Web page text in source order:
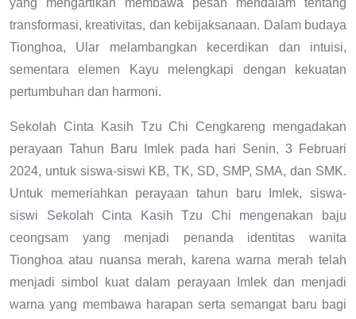
yang mengartikan membawa pesan mendalam tentang
transformasi, kreativitas, dan kebijaksanaan. Dalam budaya
Tionghoa, Ular melambangkan kecerdikan dan intuisi,
sementara elemen Kayu melengkapi dengan kekuatan
pertumbuhan dan harmoni.
Sekolah Cinta Kasih Tzu Chi Cengkareng mengadakan
perayaan Tahun Baru Imlek pada hari Senin, 3 Februari
2024, untuk siswa-siswi KB, TK, SD, SMP, SMA, dan SMK.
Untuk memeriahkan perayaan tahun baru Imlek, siswa-
siswi Sekolah Cinta Kasih Tzu Chi mengenakan baju
ceongsam yang menjadi penanda identitas wanita
Tionghoa atau nuansa merah, karena warna merah telah
menjadi simbol kuat dalam perayaan Imlek dan menjadi
warna yang membawa harapan serta semangat baru bagi